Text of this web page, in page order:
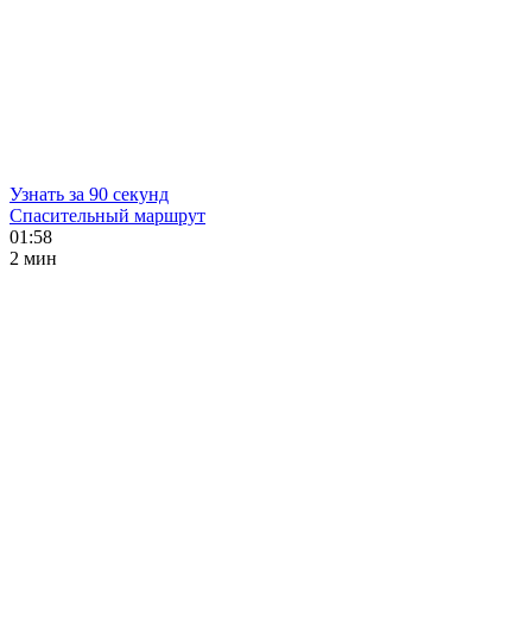
Узнать за 90 секунд
Спасительный маршрут
01:58
2 мин